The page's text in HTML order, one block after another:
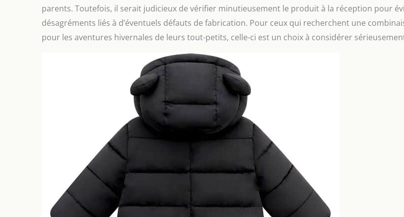
parents. Toutefois, il serait judicieux de vérifier minutieusement le produit à la réception pour
désagréments liés à d’éventuels défauts de fabrication. Pour ceux qui recherchent une
pour les aventures hivernales de leurs tout-petits, celle-ci est un choix à considérer